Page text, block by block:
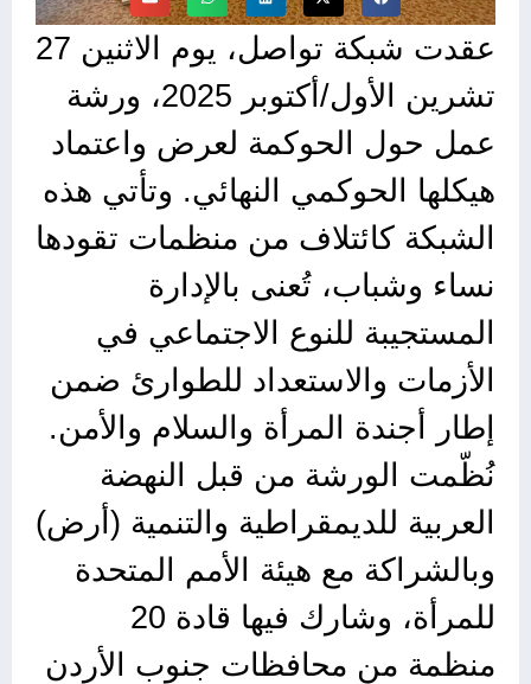
عقدت شبكة تواصل
، يوم الاثنين 27
تشرين الأول/أكتوبر 2025، ورشة
عمل حول الحوكمة لعرض واعتماد
هيكلها الحوكمي النهائي. وتأتي هذه
الشبكة كائتلاف من منظمات تقودها
نساء وشباب، تُعنى بالإدارة
المستجيبة للنوع الاجتماعي في
الأزمات والاستعداد للطوارئ ضمن
إطار أجندة المرأة والسلام والأمن.
نُظّمت الورشة من قبل النهضة
العربية للديمقراطية والتنمية (أرض)
وبالشراكة مع هيئة الأمم المتحدة
للمرأة، وشارك فيها قادة 20
منظمة من محافظات جنوب الأردن